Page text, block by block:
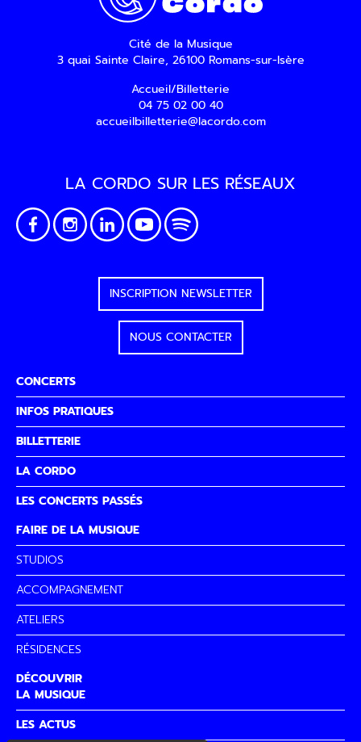
Cité de la Musique
3 quai Sainte Claire, 26100 Romans-sur-Isère
Accueil/Billetterie
04 75 02 00 40
accueilbilletterie@lacordo.com
CONCERTS
INFOS PRATIQUES
BILLETTERIE
LA CORDO
LES CONCERTS PASSÉS
FAIRE DE LA MUSIQUE
STUDIOS
ACCOMPAGNEMENT
ATELIERS
RÉSIDENCES
DÉCOUVRIR
LA MUSIQUE
LES ACTUS
LA CORDO SUR LES RÉSEAUX
INSCRIPTION NEWSLETTER
NOUS CONTACTER